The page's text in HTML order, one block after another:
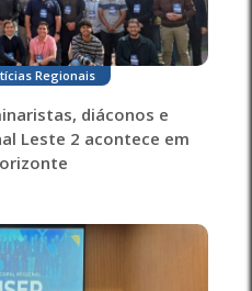
Regionais
diáconos e
Leste 2 acontece em